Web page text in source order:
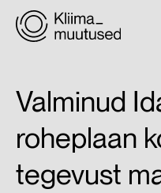
Valminud
roheplaan
tegevust